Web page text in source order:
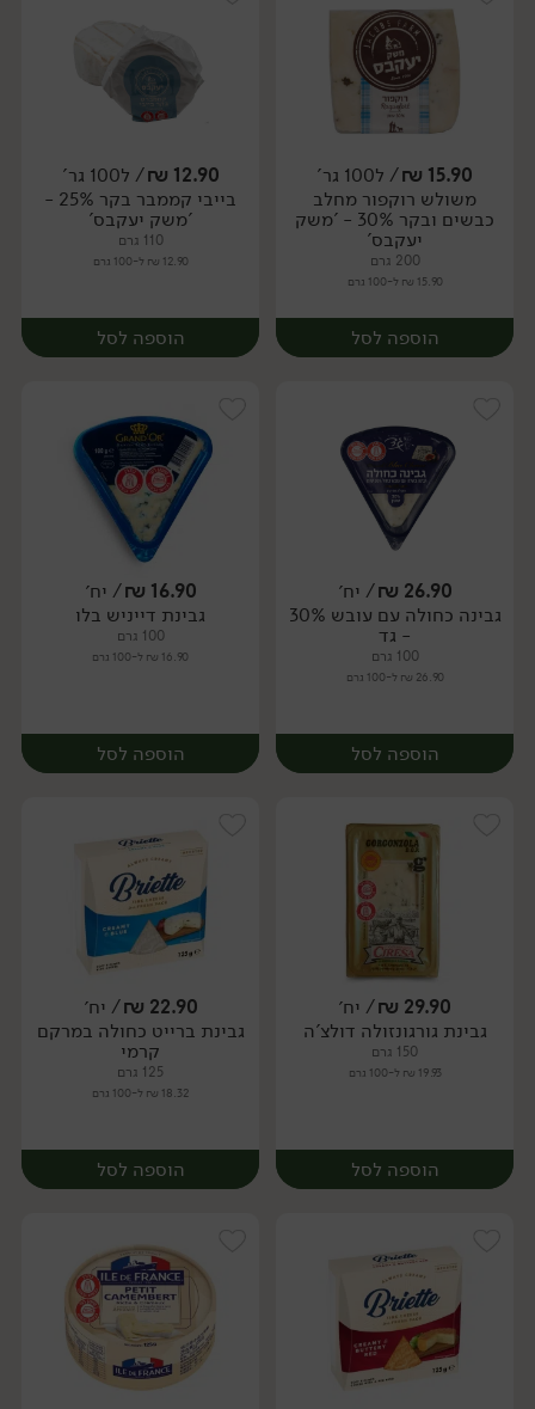
יח׳ יח׳
15.90
₪/ ל100 גר'
משולש רוקפור מחלב
כבשים ובקר 30% - 'משק
יעקבס'
200 גרם
15.90 ₪ ל-100 גרם
הוספה לסל
יח׳
12.90
₪/ ל100 גר'
בייבי קממבר בקר 25% -
'משק יעקבס'
110 גרם
12.90 ₪ ל-100 גרם
הוספה לסל
יח׳
26.90
₪/ יח׳
גבינה כחולה עם עובש 30%
- גד
100 גרם
26.90 ₪ ל-100 גרם
הוספה לסל
יח׳
16.90
₪/ יח׳
גבינת דייניש בלו
100 גרם
16.90 ₪ ל-100 גרם
הוספה לסל
יח׳
29.90
₪/ יח׳
גבינת גורגונזולה דולצ'ה
150 גרם
19.93 ₪ ל-100 גרם
הוספה לסל
22.90
₪/ יח׳
גבינת ברייט כחולה במרקם
קרמי
125 גרם
18.32 ₪ ל-100 גרם
הוספה לסל